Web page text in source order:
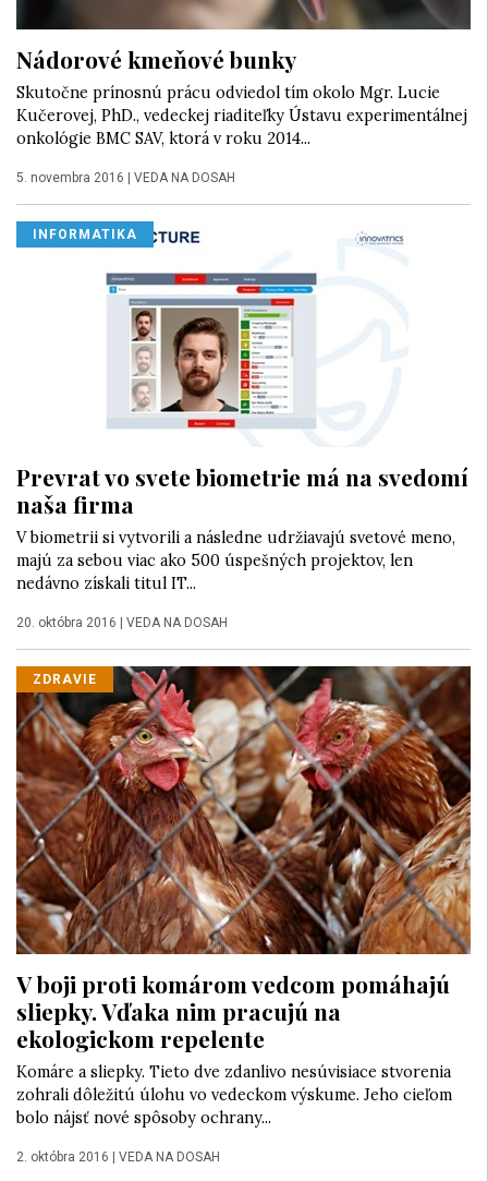
Nádorové kmeňové bunky
Skutočne prínosnú prácu odviedol tím okolo Mgr. Lucie
Kučerovej, PhD., vedeckej riaditeľky Ústavu experimentálnej
onkológie BMC SAV, ktorá v roku 2014...
5. novembra 2016 VEDA NA DOSAH
INFORMATIKA
Prevrat vo svete biometrie má na svedomí
naša firma
V biometrii si vytvorili a následne udržiavajú svetové meno,
majú za sebou viac ako 500 úspešných projektov, len
nedávno získali titul IT...
20. októbra 2016 VEDA NA DOSAH
ZDRAVIE
V boji proti komárom vedcom pomáhajú
sliepky. Vďaka nim pracujú na
ekologickom repelente
Komáre a sliepky. Tieto dve zdanlivo nesúvisiace stvorenia
zohrali dôležitú úlohu vo vedeckom výskume. Jeho cieľom
bolo nájsť nové spôsoby ochrany...
2. októbra 2016 VEDA NA DOSAH